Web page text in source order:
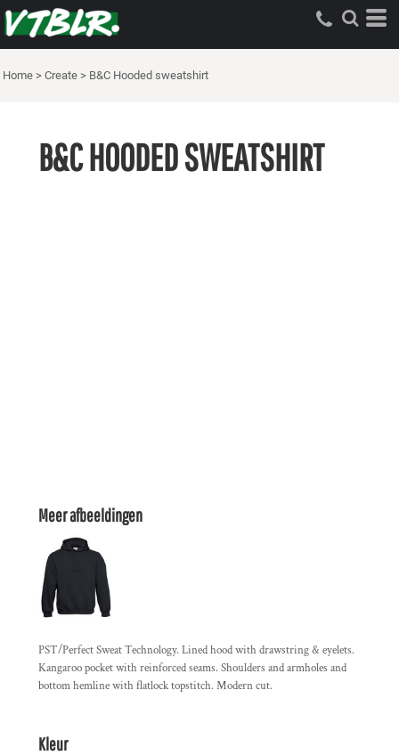
Home > Create > B&C Hooded sweatshirt
B&C HOODED SWEATSHIRT
Meer afbeeldingen
PST/Perfect Sweat Technology. Lined hood with drawstring & eyelets.
Kangaroo pocket with reinforced seams. Shoulders and armholes and
bottom hemline with flatlock topstitch. Modern cut.
Kleur